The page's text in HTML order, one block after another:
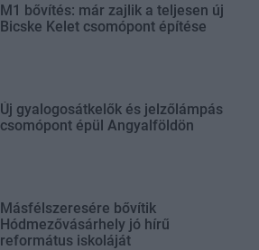
M1 bővítés: már zajlik a teljesen új
Bicske Kelet csomópont építése
Új gyalogosátkelők és jelzőlámpás
csomópont épül Angyalföldön
Másfélszeresére bővítik
Hódmezővásárhely jó hírű
református iskoláját